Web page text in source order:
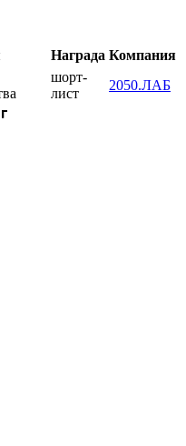
Награда Компания
шорт-
лист
2050.ЛАБ